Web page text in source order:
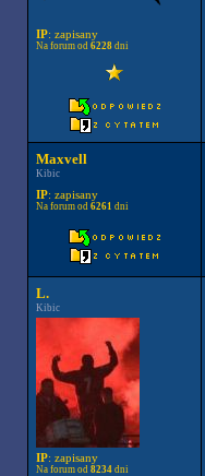
IP: zapisany
Na forum od 6228dni
Maxvell
Kibic
IP: zapisany
Na forum od 6261 dni
L.
Kibic
IP: zapisany
Na forum od 8234dni